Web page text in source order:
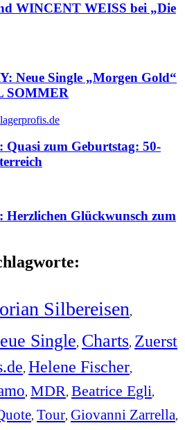
WINCENT WEISS bei „Die
Neue Single „Morgen Gold“
SOMMER
zum Geburtstag: 50-
Glückwunsch zum
Silbereisen,
Single, Charts, Zuerst
, Helene Fischer,
, MDR, Beatrice Egli,
, Tour, Giovanni Zarrella,